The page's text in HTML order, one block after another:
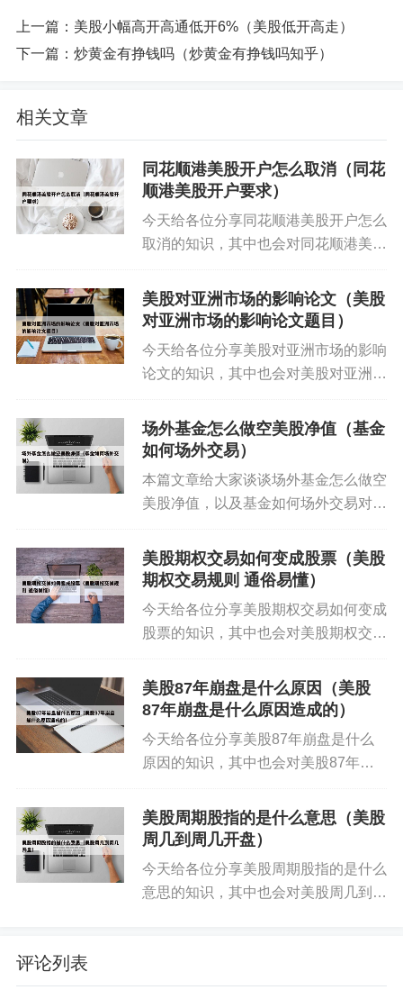
关于中国市场可以买美股吗现在和国内能买美股股
票吗的介绍到此就结束了，不知道你从中找到你需
息，记得收藏关注本站。
标签: 中国市场可以买美股吗现在
上一篇： 美股小幅高开高通低开6%（美股低开高走）
下一篇： 炒黄金有挣钱吗（炒黄金有挣钱吗知乎）
相关文章
同花顺港美股开户怎么取消（同花
顺港美股开户要求）
今天给各位分享同花顺港美股开户怎么
取消的知识，其中也会对同花顺港美股
现在面临的问题，别忘了关注本站，现
在开始吧！本文目录一览： 1、同花顺
美股对亚洲市场的影响论文（美股
对亚洲市场的影响论文题目）
今天给各位分享美股对亚洲市场的影响
论文的知识，其中也会对美股对亚洲市
巧解决你现在面临的问题，别忘了关注
本站，现在开始吧！本文目录一览：
场外基金怎么做空美股净值（基金
如何场外交易）
本篇文章给大家谈谈场外基金怎么做空
美股净值，以及基金如何场外交易对应
忘了收藏本站喔。 本文目录一览：
1、一文读懂美股ETF如何做空 2、投
美股期权交易如何变成股票（美股
期权交易规则 通俗易懂）
今天给各位分享美股期权交易如何变成
股票的知识，其中也会对美股期权交易
解决你现在面临的问题，别忘了关注本
站，现在开始吧！本文目录一览： 1、
美股87年崩盘是什么原因（美股
87年崩盘是什么原因造成的）
今天给各位分享美股87年崩盘是什么
原因的知识，其中也会对美股87年崩
碰巧解决你现在面临的问题，别忘了关
注本站，现在开始吧！本文目录一览：
美股周期股指的是什么意思（美股
周几到周几开盘）
今天给各位分享美股周期股指的是什么
意思的知识，其中也会对美股周几到周
集体反弹什么意思 2、周...
评论列表